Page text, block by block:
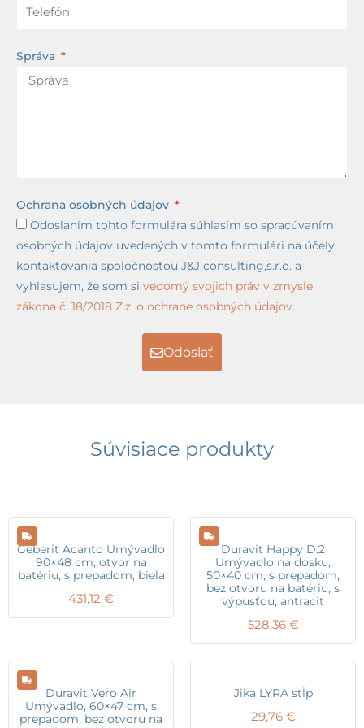
Správa
Ochrana osobných údajov
Odoslaním tohto formulára súhlasím so spracúvaním
osobných údajov uvedených v tomto formulári na účely
kontaktovania spoločnosťou J&J consulting,s.r.o. a
vyhlasujem, že som si vedomý svojich práv v zmysle
zákona č. 18/2018 Z.z. o ochrane osobných údajov.
Odoslať
Súvisiace produkty
Geberit Acanto Umývadlo
90×48 cm, otvor na
batériu, s prepadom, biela
431,12 €
Duravit Happy D.2
Umývadlo na dosku,
50×40 cm, s prepadom,
bez otvoru na batériu, s
výpusťou, antracit
528,36 €
Duravit Vero Air
Umývadlo, 60×47 cm, s
prepadom, bez otvoru na
Jika LYRA stĺp
29,76 €